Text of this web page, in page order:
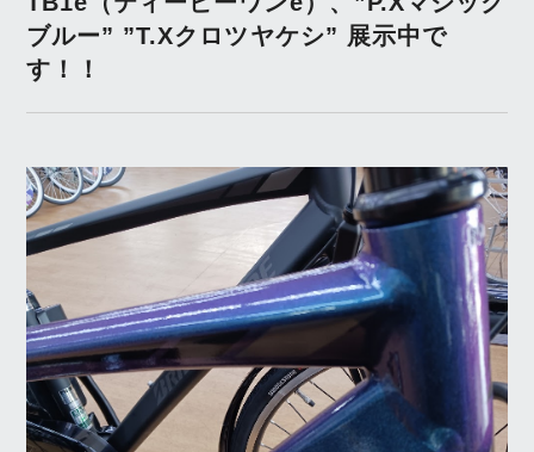
ブルー” ”T.Xクロツヤケシ” 展示中で
す！！